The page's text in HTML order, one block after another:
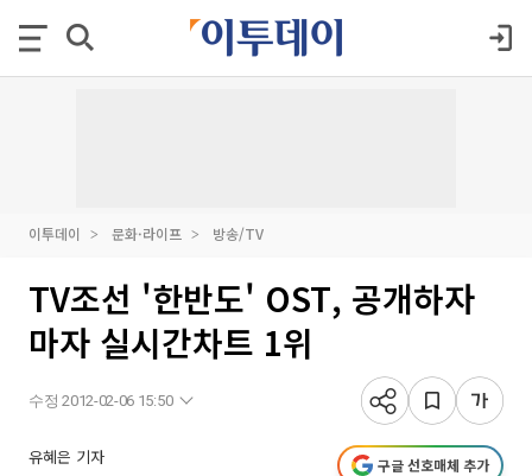
이투데이 문화·라이프 방송/TV
TV조선 '한반도' OST, 공개하자
마자 실시간차트 1위
수정 2012-02-06 15:50
유혜은 기자 구글 선호매체 추가